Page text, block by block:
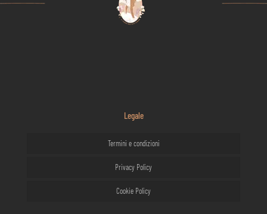
Legale
Termini e condizioni
Privacy Policy
Cookie Policy